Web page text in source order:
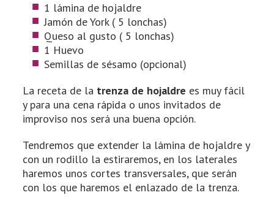
1 lámina de hojaldre
Jamón de York ( 5 lonchas)
Queso al gusto ( 5 lonchas)
1 Huevo
Semillas de sésamo (opcional)
La receta de la trenza de hojaldre es muy fácil
y para una cena rápida o unos invitados de
improviso nos será una buena opción.
Tendremos que extender la lámina de hojaldre y
con un rodillo la estiraremos, en los laterales
haremos unos cortes transversales, que serán
con los que haremos el enlazado de la trenza.